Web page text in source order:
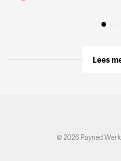
Lees
© 2026 Payned